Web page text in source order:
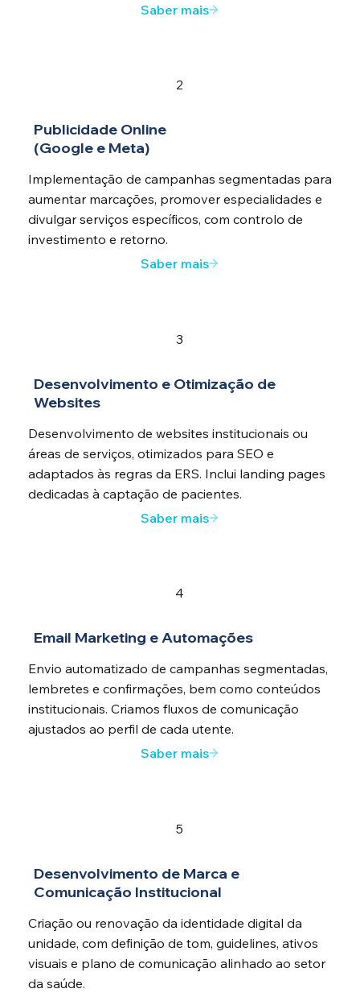
Saber mais
2
Publicidade Online
(Google e Meta)
Implementação de campanhas segmentadas para
aumentar marcações, promover especialidades e
divulgar serviços específicos, com controlo de
investimento e retorno.
Saber mais
3
Desenvolvimento e Otimização de
Websites
Desenvolvimento de websites institucionais ou
áreas de serviços, otimizados para SEO e
adaptados às regras da ERS. Inclui landing pages
dedicadas à captação de pacientes.
Saber mais
4
Email Marketing e Automações
Envio automatizado de campanhas segmentadas,
lembretes e confirmações, bem como conteúdos
institucionais. Criamos fluxos de comunicação
ajustados ao perfil de cada utente.
Saber mais
5
Desenvolvimento de Marca e
Comunicação Institucional
Criação ou renovação da identidade digital da
unidade, com definição de tom, guidelines, ativos
visuais e plano de comunicação alinhado ao setor
da saúde.